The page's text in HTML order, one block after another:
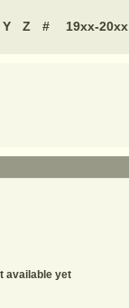
Y Z # 19xx-20xx
available yet